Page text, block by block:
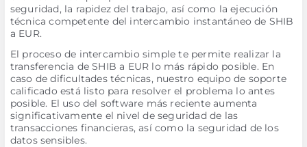
seguridad, la rapidez del trabajo, así como la ejecución
técnica competente del intercambio instantáneo de SHIB
a EUR.
El proceso de intercambio simple te permite realizar la
transferencia de SHIB a EUR lo más rápido posible. En
caso de dificultades técnicas, nuestro equipo de soporte
calificado está listo para resolver el problema lo antes
posible. El uso del software más reciente aumenta
significativamente el nivel de seguridad de las
transacciones financieras, así como la seguridad de los
datos sensibles.